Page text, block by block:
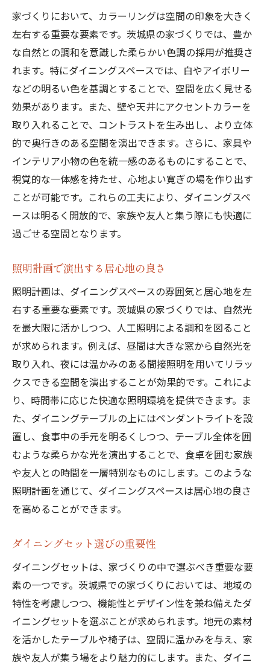
家づくりにおいて、カラーリングは空間の印象を大きく
左右する重要な要素です。茨城県の家づくりでは、豊か
な自然との調和を意識した柔らかい色調の採用が推奨さ
れます。特にダイニングスペースでは、白やアイボリー
などの明るい色を基調とすることで、空間を広く見せる
効果があります。また、壁や天井にアクセントカラーを
取り入れることで、コントラストを生み出し、より立体
的で奥行きのある空間を演出できます。さらに、家具や
インテリア小物の色を統一感のあるものにすることで、
視覚的な一体感を持たせ、心地よい寛ぎの場を作り出す
ことが可能です。これらの工夫により、ダイニングスペ
ースは明るく開放的で、家族や友人と集う際にも快適に
過ごせる空間となります。
照明計画で演出する居心地の良さ
照明計画は、ダイニングスペースの雰囲気と居心地を左
右する重要な要素です。茨城県の家づくりでは、自然光
を最大限に活かしつつ、人工照明による調和を図ること
が求められます。例えば、昼間は大きな窓から自然光を
取り入れ、夜には温かみのある間接照明を用いてリラッ
クスできる空間を演出することが効果的です。これによ
り、時間帯に応じた快適な照明環境を提供できます。ま
た、ダイニングテーブルの上にはペンダントライトを設
置し、食事中の手元を明るくしつつ、テーブル全体を囲
むような柔らかな光を演出することで、食卓を囲む家族
や友人との時間を一層特別なものにします。このような
照明計画を通じて、ダイニングスペースは居心地の良さ
を高めることができます。
ダイニングセット選びの重要性
ダイニングセットは、家づくりの中で選ぶべき重要な要
素の一つです。茨城県での家づくりにおいては、地域の
特性を考慮しつつ、機能性とデザイン性を兼ね備えたダ
イニングセットを選ぶことが求められます。地元の素材
を活かしたテーブルや椅子は、空間に温かみを与え、家
族や友人が集う場をより魅力的にします。また、ダイニ